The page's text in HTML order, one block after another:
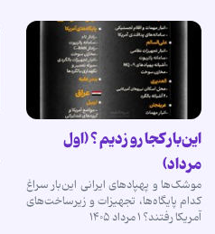
این‌بار کجا رو زدیم ؟ (اول
مرداد)
موشک‌ها و پهپادهای ایرانی این‌بار سراغ
کدام پایگاه‌ها، تجهیزات و زیرساخت‌های
آمریکا رفتند؟ ۱ مرداد ۱۴۰۵